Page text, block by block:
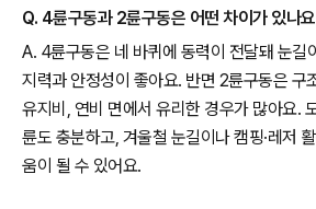
Q. 4륜구동과 2륜구동은 어떤 차이가 있나
A. 4륜구동은 네 바퀴에 동력이 전달돼 눈길
지력과 안정성이 좋아요. 반면 2륜구동은 구
유지비, 연비 면에서 유리한 경우가 많아요.
륜도 충분하고, 겨울철 눈길이나 캠핑·레저
움이 될 수 있어요.